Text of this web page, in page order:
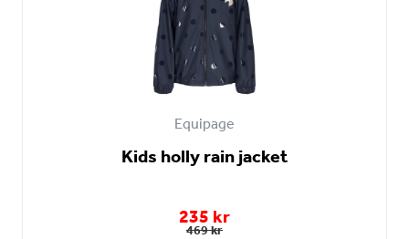
Equipage
Kids holly rain jacket
235 kr
469 kr